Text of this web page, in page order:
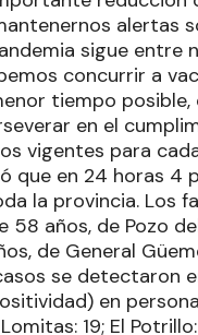
alertas
sigue
concurrir a
tiempo
en el
vigentes para
que en 24 horas 4
la provincia. Los
58 años, de Pozo
de General
se detectaron
en
19; El